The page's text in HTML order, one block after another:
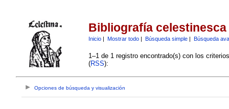
Bibliografía celestinesca
Inicio| Mostrar todo| Búsqueda simple| Búsqueda
1–1 de 1 registro encontrado(s) con los
(RSS):
Opciones de búsqueda y visualización